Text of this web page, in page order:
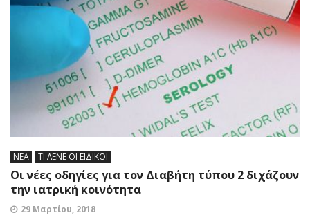
ΝΕΑ ΤΙ ΛΕΝΕ ΟΙ ΕΙΔΙΚΟΙ
Οι νέες οδηγίες για τον Διαβήτη τύπου 2 διχάζουν
την ιατρική κοινότητα
29 Μαρτίου, 2018